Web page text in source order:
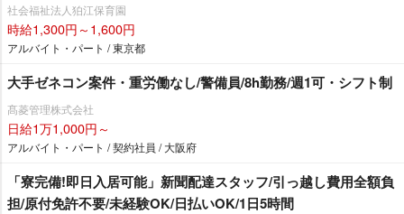
社会福祉法人狛江保育園
時給1,300円～1,600円
アルバイト・パート / 東京都
大手ゼネコン案件・重労働なし/警備員/8h勤務/週1可・シフト制
髙菱管理株式会社
日給1万1,000円～
アルバイト・パート / 契約社員 / 大阪府
「寮完備!即日入居可能」新聞配達スタッフ/引っ越し費用全額負
担/原付免許不要/未経験OK/日払いOK/1日5時間